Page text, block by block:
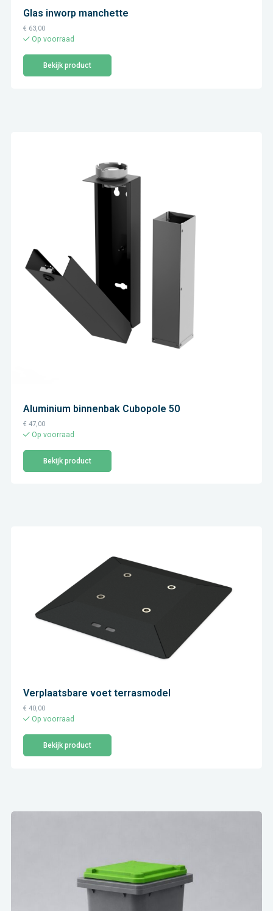
Glas inworp manchette
€ 63,00
Op voorraad
Bekijk product
Aluminium binnenbak Cubopole 50
€ 47,00
Op voorraad
Bekijk product
Verplaatsbare voet terrasmodel
€ 40,00
Op voorraad
Bekijk product